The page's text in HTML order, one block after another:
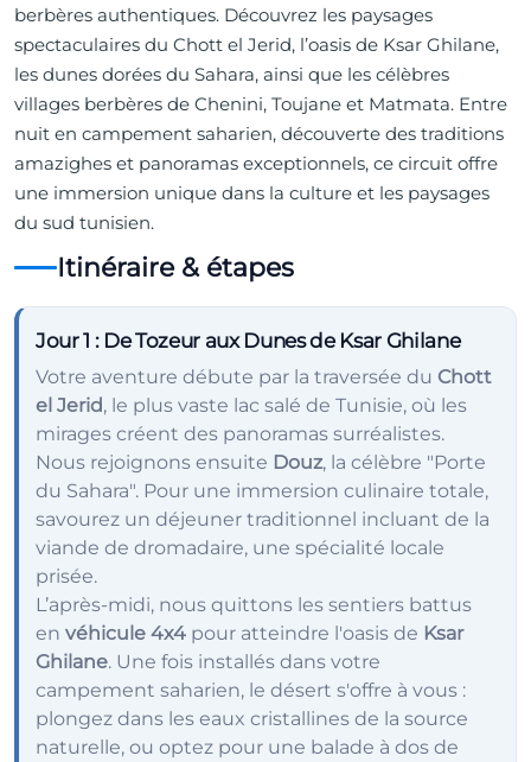
berbères authentiques. Découvrez les paysages
spectaculaires du Chott el Jerid, l’oasis de Ksar Ghilane,
les dunes dorées du Sahara, ainsi que les célèbres
villages berbères de Chenini, Toujane et Matmata. Entre
nuit en campement saharien, découverte des traditions
amazighes et panoramas exceptionnels, ce circuit offre
une immersion unique dans la culture et les paysages
du sud tunisien.
Itinéraire & étapes
Jour 1 : De Tozeur aux Dunes de Ksar Ghilane
Votre aventure débute par la traversée du Chott
el Jerid, le plus vaste lac salé de Tunisie, où les
mirages créent des panoramas surréalistes.
Nous rejoignons ensuite Douz, la célèbre "Porte
du Sahara". Pour une immersion culinaire totale,
savourez un déjeuner traditionnel incluant de la
viande de dromadaire, une spécialité locale
prisée.
L’après-midi, nous quittons les sentiers battus
en véhicule 4x4 pour atteindre l'oasis de Ksar
Ghilane. Une fois installés dans votre
campement saharien, le désert s'offre à vous :
plongez dans les eaux cristallines de la source
naturelle, ou optez pour une balade à dos de